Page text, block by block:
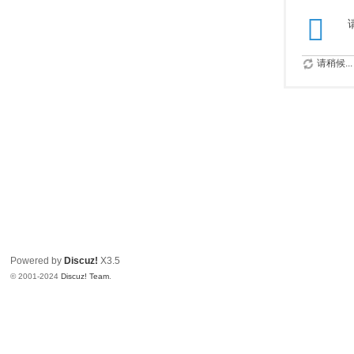
请稍候...
Powered by Discuz! X3.5
© 2001-2024Discuz! Team